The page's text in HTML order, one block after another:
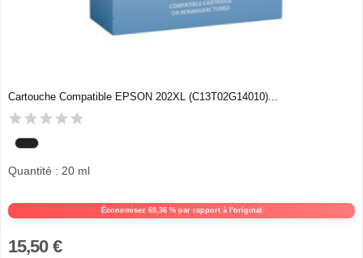
Cartouche Compatible EPSON 202XL (C13T02G14010)...
Économisez 69,36 % par rapport à l'original
Quantité : 20 ml
15,50 €